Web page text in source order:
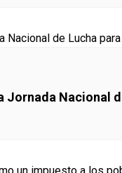
Jornada Nacional